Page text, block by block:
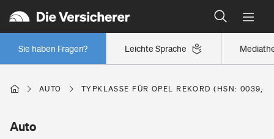
Leichte Sprache
Sie haben Fragen?
Wer versichert was: Jetzt Versicherer finden
Regionalklassen: So ist Ihre Region eingestuft
Wer versichert was: Jetzt Versicherer finden
AUTO TYPKLASSE FÜR OPEL REKORD (HSN: 0039,
Auto